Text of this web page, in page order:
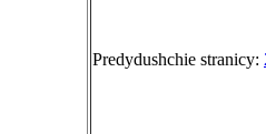
Predydushchie stranicy: